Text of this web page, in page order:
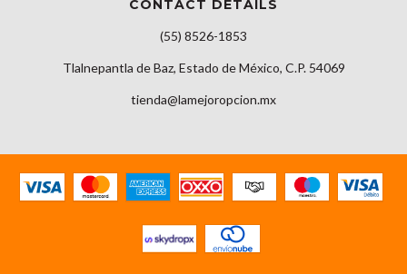
CONTACT DETAILS
(55) 8526-1853
Tlalnepantla de Baz, Estado de México, C.P. 54069
tienda@lamejoropcion.mx